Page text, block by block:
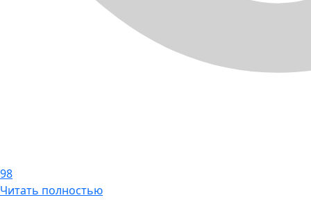
98
Читать полностью